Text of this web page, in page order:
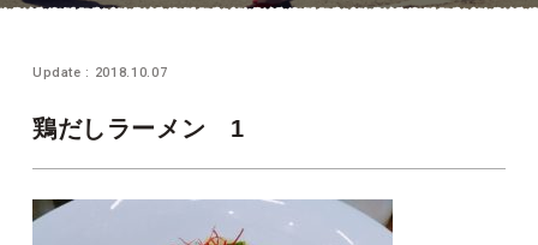
Update : 2018.10.07
鶏だしラーメン 1